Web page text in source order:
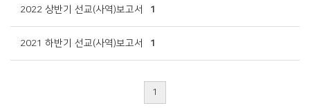
2022 상반기 선교(사역)보고서 1
2021 하반기 선교(사역)보고서 1
1